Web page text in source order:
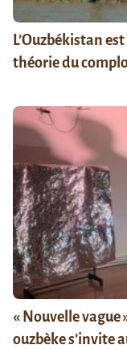
L’Ouzbékistan
théorie du
« Nouvelle vague
ouzbèke s’invite